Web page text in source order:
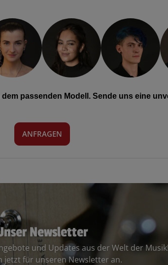
passenden Modell. Sende uns eine
ANFRAGEN
Newsletter
und Updates aus der Welt der Musik!
jetzt für unseren Newsletter an.